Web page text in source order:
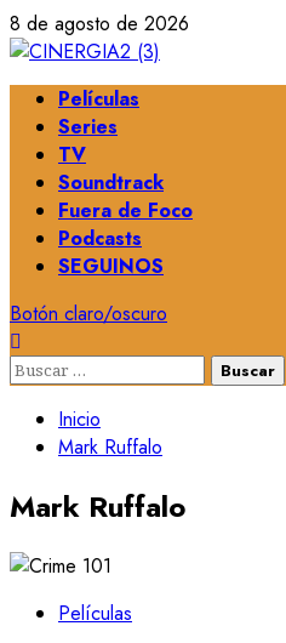
Saltar
al
contenido
8 de agosto de 2026
Menú
principal
Películas
Series
TV
Soundtrack
Fuera de Foco
Podcasts
SEGUINOS
Botón claro/oscuro
Buscar:
Inicio
Mark Ruffalo
Mark Ruffalo
Películas